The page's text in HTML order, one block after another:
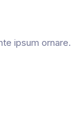
ipsum ornare.